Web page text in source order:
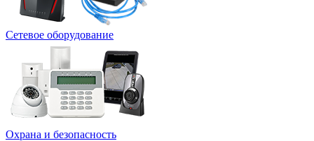
Сетевое оборудование
Охрана и безопасность